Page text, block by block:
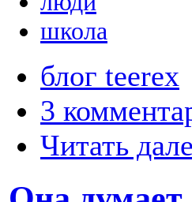
школа
блог teerex
3
Читать